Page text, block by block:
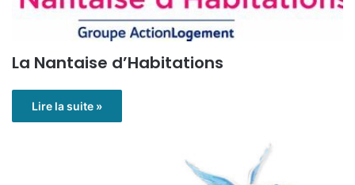
La Nantaise d’Habitations
Lire la suite »